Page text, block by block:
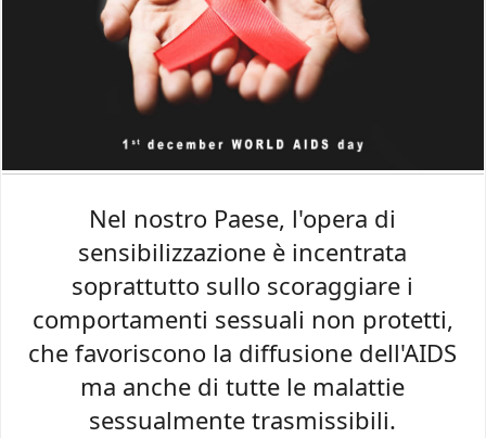
Nel nostro Paese, l'opera di
sensibilizzazione è incentrata
soprattutto sullo scoraggiare i
comportamenti sessuali non protetti,
che favoriscono la diffusione dell'AIDS
ma anche di tutte le malattie
sessualmente trasmissibili.